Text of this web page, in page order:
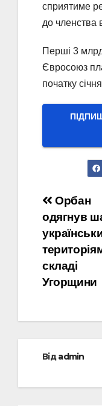
сприятиме
до членства
Перші 3
Євросоюз
початку
Орбан
одягнув
складі
Угорщини
Відadmin